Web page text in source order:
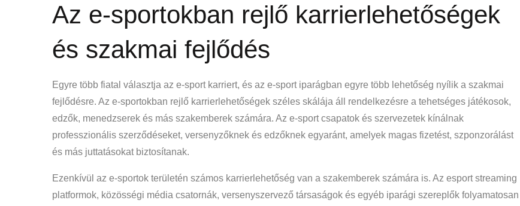
Az e-sportokban rejlő karrierlehetőségek
és szakmai fejlődés
Egyre több fiatal választja az e-sport karriert, és az e-sport iparágban egyre több lehetőség nyílik a szakmai
fejlődésre. Az e-sportokban rejlő karrierlehetőségek széles skálája áll rendelkezésre a tehetséges játékosok,
edzők, menedzserek és más szakemberek számára. Az e-sport csapatok és szervezetek kínálnak
professzionális szerződéseket, versenyzőknek és edzőknek egyaránt, amelyek magas fizetést, szponzorálást
és más juttatásokat biztosítanak.
Ezenkívül az e-sportok területén számos karrierlehetőség van a szakemberek számára is. Az esport streaming
platformok, közösségi média csatornák, versenyszervező társaságok és egyéb iparági szereplők folyamatosan